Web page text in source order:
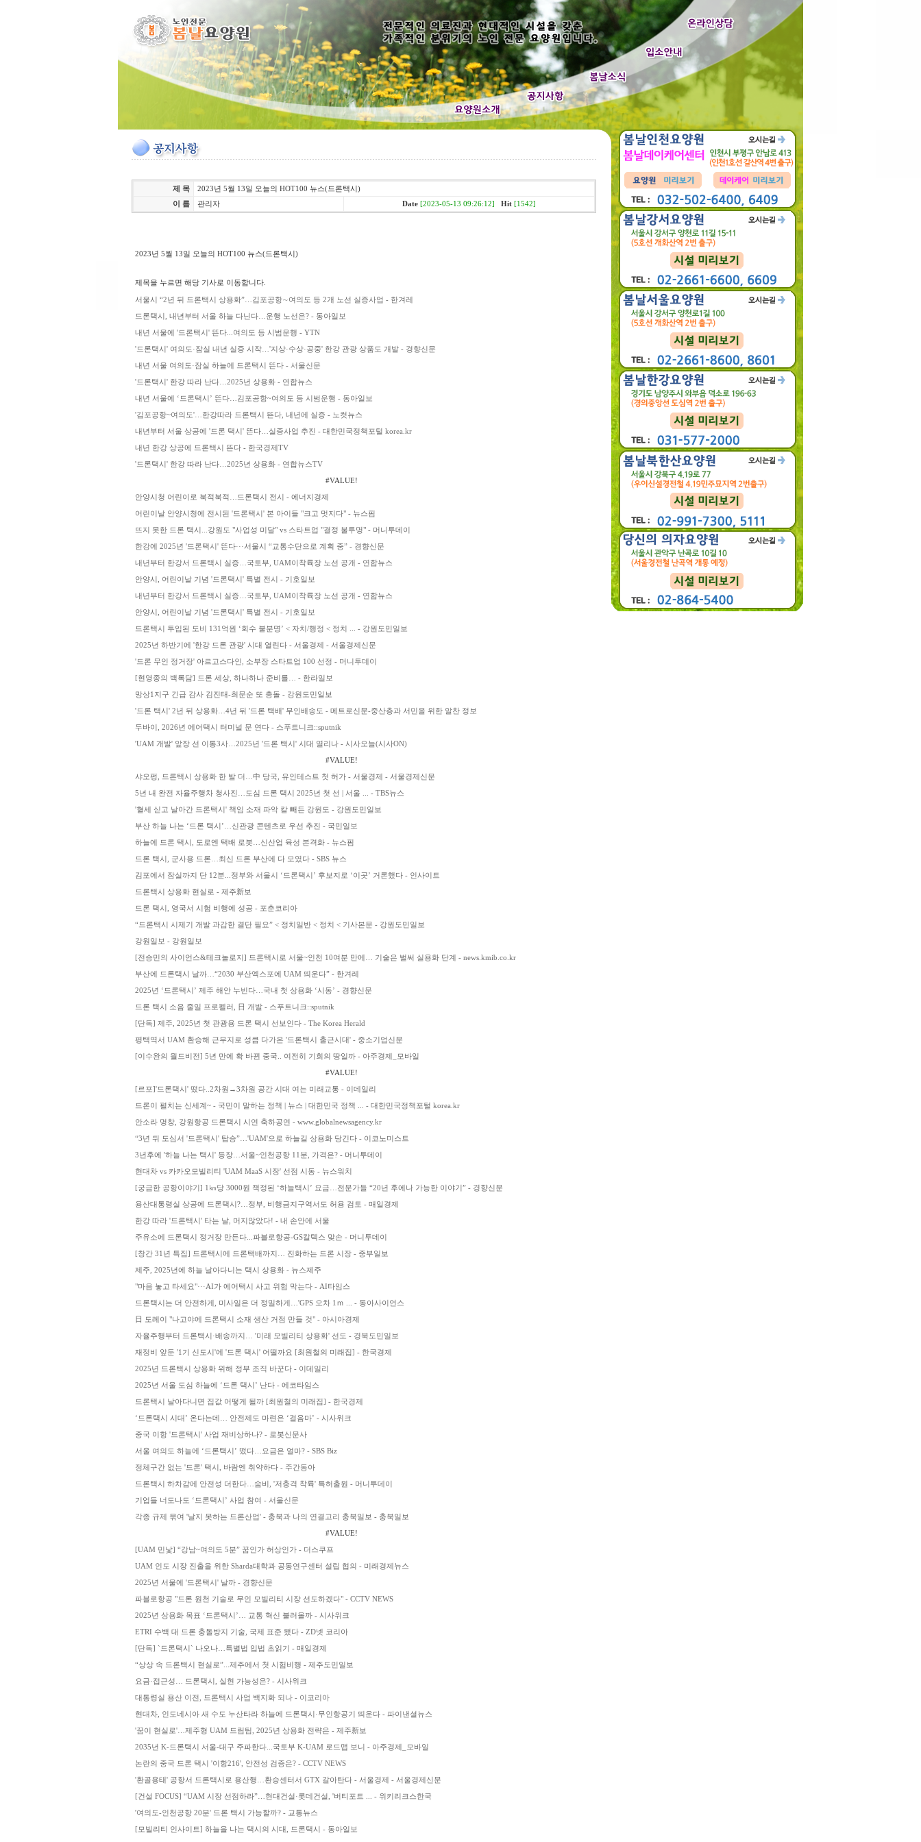
제 목
2023년 5월 13일 오늘의 HOT100 뉴스(드론택시)
이 름
관리자 Date [2023-05-13 09:26:12] Hit [1542]
2023년 5월 13일 오늘의 HOT100 뉴스(드론택시)
제목을 누르면 해당 기사로 이동합니다.
서울시 “2년 뒤 드론택시 상용화”…김포공항∼여의도 등 2개 노선 실증사업 - 한겨레
드론택시, 내년부터 서울 하늘 다닌다…운행 노선은? - 동아일보
내년 서울에 '드론택시' 뜬다...여의도 등 시범운행 - YTN
'드론택시' 여의도·잠실 내년 실증 시작…'지상·수상·공중' 한강 관광 상품도 개발 - 경향신문
내년 서울 여의도·잠실 하늘에 드론택시 뜬다 - 서울신문
'드론택시' 한강 따라 난다…2025년 상용화 - 연합뉴스
내년 서울에 ‘드론택시’ 뜬다…김포공항~여의도 등 시범운행 - 동아일보
'김포공항~여의도'…한강따라 드론택시 뜬다, 내년에 실증 - 노컷뉴스
내년부터 서울 상공에 '드론 택시' 뜬다…실증사업 추진 - 대한민국정책포털 korea.kr
내년 한강 상공에 드론택시 뜬다 - 한국경제TV
'드론택시' 한강 따라 난다…2025년 상용화 - 연합뉴스TV
#VALUE!
안양시청 어린이로 북적북적…드론택시 전시 - 에너지경제
어린이날 안양시청에 전시된 '드론택시' 본 아이들 "크고 멋지다" - 뉴스핌
뜨지 못한 드론 택시...강원도 "사업성 미달" vs 스타트업 "결정 불투명" - 머니투데이
한강에 2025년 '드론택시' 뜬다···서울시 “교통수단으로 계획 중” - 경향신문
내년부터 한강서 드론택시 실증…국토부, UAM이착륙장 노선 공개 - 연합뉴스
안양시, 어린이날 기념 '드론택시' 특별 전시 - 기호일보
내년부터 한강서 드론택시 실증…국토부, UAM이착륙장 노선 공개 - 연합뉴스
안양시, 어린이날 기념 '드론택시' 특별 전시 - 기호일보
드론택시 투입된 도비 131억원 ‘회수 불분명’ < 자치/행정 < 정치 ... - 강원도민일보
2025년 하반기에 '한강 드론 관광' 시대 열린다 - 서울경제 - 서울경제신문
'드론 무인 정거장' 아르고스다인, 소부장 스타트업 100 선정 - 머니투데이
[현영종의 백록담] 드론 세상, 하나하나 준비를… - 한라일보
망상1지구 긴급 감사 김진태-최문순 또 충돌 - 강원도민일보
'드론 택시' 2년 뒤 상용화…4년 뒤 '드론 택배' 무인배송도 - 메트로신문-중산층과 서민을 위한 알찬 정보
두바이, 2026년 에어택시 터미널 문 연다 - 스푸트니크::sputnik
'UAM 개발' 앞장 선 이통3사…2025년 '드론 택시' 시대 열리나 - 시사오늘(시사ON)
#VALUE!
샤오펑, 드론택시 상용화 한 발 더…中 당국, 유인테스트 첫 허가 - 서울경제 - 서울경제신문
5년 내 완전 자율주행차 청사진…도심 드론 택시 2025년 첫 선 | 서울 ... - TBS뉴스
'혈세 싣고 날아간 드론택시' 책임 소재 파악 칼 빼든 강원도 - 강원도민일보
부산 하늘 나는 ‘드론 택시’…신관광 콘텐츠로 우선 추진 - 국민일보
하늘에 드론 택시, 도로엔 택배 로봇…신산업 육성 본격화 - 뉴스핌
드론 택시, 군사용 드론…최신 드론 부산에 다 모였다 - SBS 뉴스
김포에서 잠실까지 단 12분...정부와 서울시 ‘드론택시’ 후보지로 ‘이곳’ 거론했다 - 인사이트
드론택시 상용화 현실로 - 제주新보
드론 택시, 영국서 시험 비행에 성공 - 포춘코리아
“드론택시 시제기 개발 과감한 결단 필요” < 정치일반 < 정치 < 기사본문 - 강원도민일보
강원일보 - 강원일보
[전승민의 사이언스&테크놀로지] 드론택시로 서울~인천 10여분 만에… 기술은 벌써 실용화 단계 - news.kmib.co.kr
부산에 드론택시 날까…“2030 부산엑스포에 UAM 띄운다” - 한겨레
2025년 ‘드론택시’ 제주 해안 누빈다…국내 첫 상용화 ‘시동’ - 경향신문
드론 택시 소음 줄일 프로펠러, 日 개발 - 스푸트니크::sputnik
[단독] 제주, 2025년 첫 관광용 드론 택시 선보인다 - The Korea Herald
평택역서 UAM 환승해 근무지로 성큼 다가온 '드론택시 출근시대' - 중소기업신문
[이수완의 월드비전] 5년 만에 확 바뀐 중국.. 여전히 기회의 땅일까 - 아주경제_모바일
#VALUE!
[르포]'드론택시' 떴다..2차원→3차원 공간 시대 여는 미래교통 - 이데일리
드론이 펼치는 신세계~ - 국민이 말하는 정책 | 뉴스 | 대한민국 정책 ... - 대한민국정책포털 korea.kr
안소라 명창, 강원항공 드론택시 시연 축하공연 - www.globalnewsagency.kr
“3년 뒤 도심서 '드론택시' 탑승”…'UAM'으로 하늘길 상용화 당긴다 - 이코노미스트
3년후에 '하늘 나는 택시' 등장…서울~인천공항 11분, 가격은? - 머니투데이
현대차 vs 카카오모빌리티 'UAM MaaS 시장' 선점 시동 - 뉴스워치
[궁금한 공항이야기] 1㎞당 3000원 책정된 ‘하늘택시’ 요금…전문가들 “20년 후에나 가능한 이야기” - 경향신문
용산대통령실 상공에 드론택시?…정부, 비행금지구역서도 허용 검토 - 매일경제
한강 따라 '드론택시' 타는 날, 머지않았다! - 내 손안에 서울
주유소에 드론택시 정거장 만든다...파블로항공-GS칼텍스 맞손 - 머니투데이
[창간 31년 특집] 드론택시에 드론택배까지… 진화하는 드론 시장 - 중부일보
제주, 2025년에 하늘 날아다니는 택시 상용화 - 뉴스제주
"마음 놓고 타세요"···AI가 에어택시 사고 위험 막는다 - AI타임스
드론택시는 더 안전하게, 미사일은 더 정밀하게…'GPS 오차 1ｍ ... - 동아사이언스
日 도레이 "나고야에 드론택시 소재 생산 거점 만들 것" - 아시아경제
자율주행부터 드론택시·배송까지… '미래 모빌리티 상용화' 선도 - 경북도민일보
재정비 앞둔 '1기 신도시'에 '드론 택시' 어떨까요 [최원철의 미래집] - 한국경제
2025년 드론택시 상용화 위해 정부 조직 바꾼다 - 이데일리
2025년 서울 도심 하늘에 ‘드론 택시’ 난다 - 에코타임스
드론택시 날아다니면 집값 어떻게 될까 [최원철의 미래집] - 한국경제
‘드론택시 시대’ 온다는데… 안전제도 마련은 ‘걸음마’ - 시사위크
중국 이항 '드론택시' 사업 재비상하나? - 로봇신문사
서울 여의도 하늘에 ‘드론택시’ 떴다…요금은 얼마? - SBS Biz
정체구간 없는 '드론' 택시, 바람엔 취약하다 - 주간동아
드론택시 하차감에 안전성 더한다…숨비, '저충격 착륙' 특허출원 - 머니투데이
기업들 너도나도 ‘드론택시’ 사업 참여 - 서울신문
각종 규제 묶여 '날지 못하는 드론산업' - 충북과 나의 연결고리 충북일보 - 충북일보
#VALUE!
[UAM 민낯] “강남~여의도 5분” 꿈인가 허상인가 - 더스쿠프
UAM 인도 시장 진출을 위한 Sharda대학과 공동연구센터 설립 협의 - 미래경제뉴스
2025년 서울에 '드론택시' 날까 - 경향신문
파블로항공 "드론 원천 기술로 무인 모빌리티 시장 선도하겠다" - CCTV NEWS
2025년 상용화 목표 ‘드론택시’… 교통 혁신 불러올까 - 시사위크
ETRI 수백 대 드론 충돌방지 기술, 국제 표준 됐다 - ZD넷 코리아
[단독] `드론택시` 나오나…특별법 입법 초읽기 - 매일경제
“상상 속 드론택시 현실로”...제주에서 첫 시험비행 - 제주도민일보
요금·접근성… 드론택시, 실현 가능성은? - 시사위크
대통령실 용산 이전, 드론택시 사업 백지화 되나 - 이코리아
현대차, 인도네시아 새 수도 누산타라 하늘에 드론택시·무인항공기 띄운다 - 파이낸셜뉴스
'꿈이 현실로'…제주형 UAM 드림팀, 2025년 상용화 전략은 - 제주新보
2035년 K-드론택시 서울-대구 주파한다...국토부 K-UAM 로드맵 보니 - 아주경제_모바일
논란의 중국 드론 택시 '이항216', 안전성 검증은? - CCTV NEWS
'환골용태' 공항서 드론택시로 용산행…환승센터서 GTX 갈아탄다 - 서울경제 - 서울경제신문
[건설 FOCUS] “UAM 시장 선점하라”…현대건설·롯데건설, '버티포트 ... - 위키리크스한국
'여의도-인천공항 20분' 드론 택시 가능할까? - 교통뉴스
[모빌리티 인사이트] 하늘을 나는 택시의 시대, 드론택시 - 동아일보